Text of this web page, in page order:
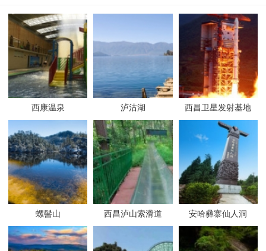
西康温泉 泸沽湖 西昌卫星发射基地
螺髻山 西昌泸山索滑道 安哈彝寨仙人洞